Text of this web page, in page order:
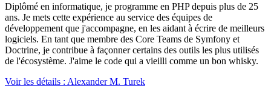
Diplômé en informatique, je programme en PHP depuis plus de 25
ans. Je mets cette expérience au service des équipes de
développement que j'accompagne, en les aidant à écrire de meilleurs
logiciels. En tant que membre des Core Teams de Symfony et
Doctrine, je contribue à façonner certains des outils les plus utilisés
de l'écosystème. J'aime le code qui a vieilli comme un bon whisky.
Voir les détails : Alexander M. Turek